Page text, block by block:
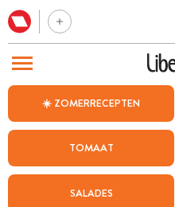
☀️ ZOMERRECEPTEN
TOMAAT
SALADES
BEZOEK ONZE ANDERE WEBSITES
WEEKMENU
CHAT MET MAIA